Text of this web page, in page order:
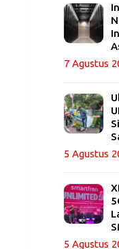
7 Agustus
5 Agustus
5 Agustus